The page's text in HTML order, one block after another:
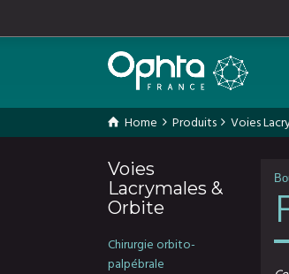
Home Produits Voies
Voies
Lacrymales &
Orbite
Chirurgie orbito-
palpébrale